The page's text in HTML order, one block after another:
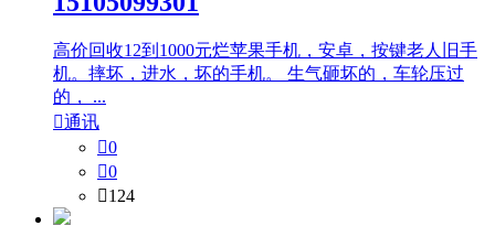
高价回收12到1000元烂苹果手机，安卓，按键老人旧手
机。摔坏，进水，坏的手机。 生气砸坏的，车轮压过
的， ...
通讯
0
0
124